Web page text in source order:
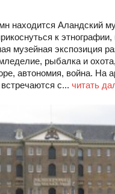
находится Аландский
к этнографии,
музейная экспозиция
рыбалка и
автономия, война. На
с... читать